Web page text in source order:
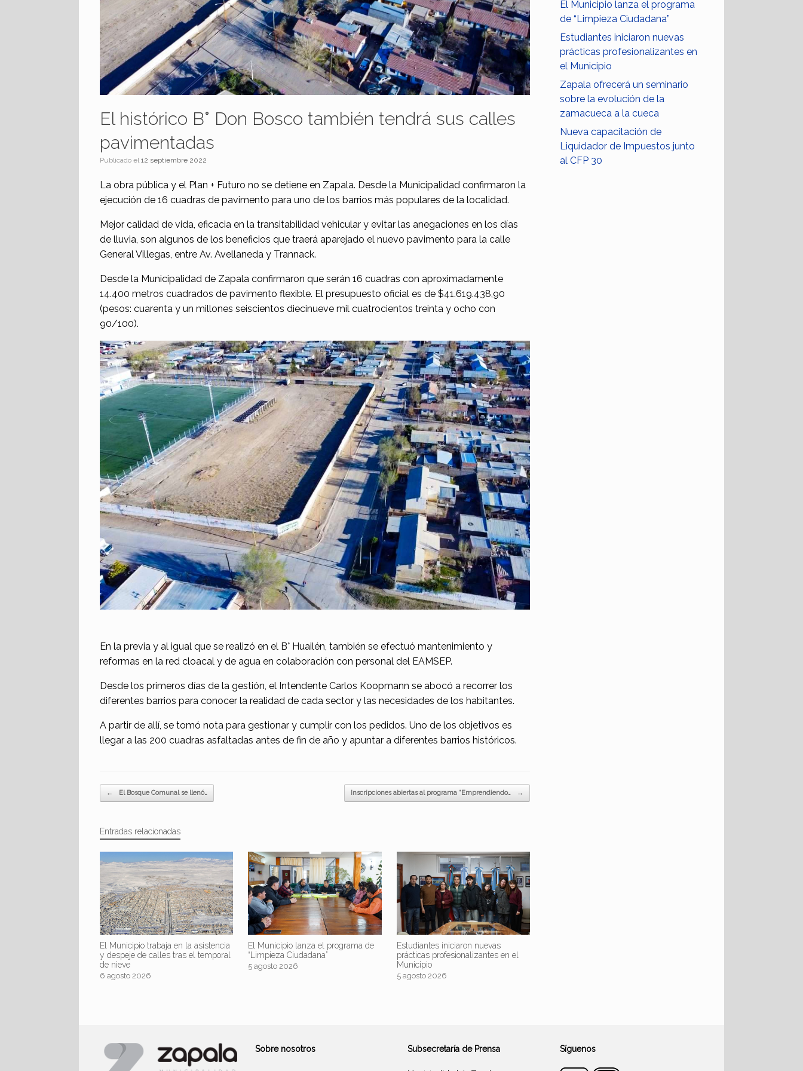
El histórico B° Don Bosco también tendrá sus calles
pavimentadas
Publicado el12 septiembre 2022
La obra pública y el Plan + Futuro no se detiene en Zapala. Desde la Municipalidad confirmaron la
ejecución de 16 cuadras de pavimento para uno de los barrios más populares de la localidad.
Mejor calidad de vida, eficacia en la transitabilidad vehicular y evitar las anegaciones en los días
de lluvia, son algunos de los beneficios que traerá aparejado el nuevo pavimento para la calle
General Villegas, entre Av. Avellaneda y Trannack.
Desde la Municipalidad de Zapala confirmaron que serán 16 cuadras con aproximadamente
14.400 metros cuadrados de pavimento flexible. El presupuesto oficial es de $41.619.438,90
(pesos: cuarenta y un millones seiscientos diecinueve mil cuatrocientos treinta y ocho con
90/100).
En la previa y al igual que se realizó en el B° Huailén, también se efectuó mantenimiento y
reformas en la red cloacal y de agua en colaboración con personal del EAMSEP.
Desde los primeros días de la gestión, el Intendente Carlos Koopmann se abocó a recorrer los
diferentes barrios para conocer la realidad de cada sector y las necesidades de los habitantes.
A partir de allí, se tomó nota para gestionar y cumplir con los pedidos. Uno de los objetivos es
llegar a las 200 cuadras asfaltadas antes de fin de año y apuntar a diferentes barrios históricos.
Navegador de artículos
← El Bosque Comunal se llenó… Inscripciones abiertas al programa “Emprendiendo… →
Entradas relacionadas
El Municipio trabaja en la asistencia
y despeje de calles tras el temporal
de nieve
6 agosto 2026
El Municipio lanza el programa de
“Limpieza Ciudadana”
5 agosto 2026
Estudiantes iniciaron nuevas
prácticas profesionalizantes en el
Municipio
5 agosto 2026
El Municipio lanza el programa
de “Limpieza Ciudadana”
Estudiantes iniciaron nuevas
prácticas profesionalizantes en
el Municipio
Zapala ofrecerá un seminario
sobre la evolución de la
zamacueca a la cueca
Nueva capacitación de
Liquidador de Impuestos junto
al CFP 30
Sobre nosotros Subsecretaría de Prensa Síguenos